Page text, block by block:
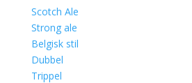
Scotch Ale
Strong ale
Belgisk stil
Dubbel
Trippel